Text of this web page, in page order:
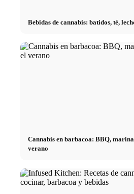
Bebidas de cannabis: batidos, té,
Cannabis en barbacoa: BBQ,
verano